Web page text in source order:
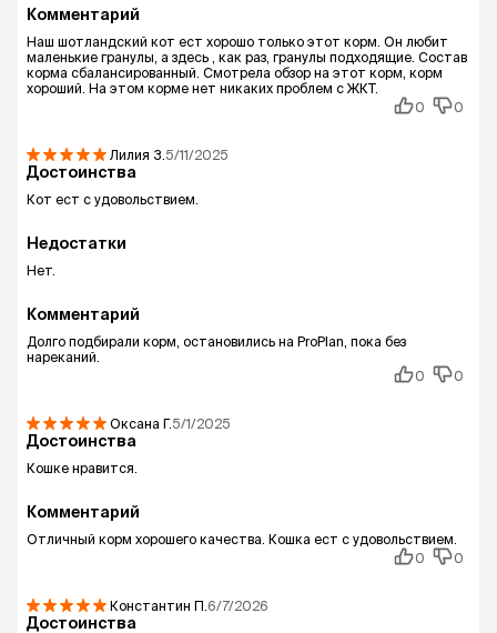
Комментарий
Наш шотландский кот ест хорошо только этот корм. Он любит
маленькие гранулы, а здесь , как раз, гранулы подходящие. Состав
корма сбалансированный. Смотрела обзор на этот корм, корм
хороший. На этом корме нет никаких проблем с ЖКТ.
0
0
Лилия З. 5/11/2025
Достоинства
Кот ест с удовольствием.
Недостатки
Нет.
Комментарий
Долго подбирали корм, остановились на ProPlan, пока без
нареканий.
0
0
Оксана Г.5/1/2025
Достоинства
Кошке нравится.
Комментарий
Отличный корм хорошего качества. Кошка ест с удовольствием.
0
0
Константин П. 6/7/2026
Достоинства